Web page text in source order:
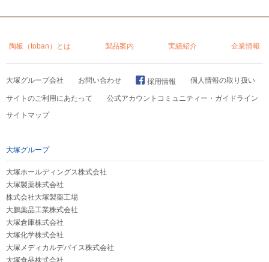
陶板（toban）とは 製品案内 実績紹介 企業情報
大塚グループ会社 お問い合わせ 採用情報 個人情報の取り扱い
サイトのご利用にあたって
公式アカウントコミュニティー・ガイドライン
サイトマップ
大塚グループ
大塚ホールディングス株式会社
大塚製薬株式会社
株式会社大塚製薬工場
大鵬薬品工業株式会社
大塚倉庫株式会社
大塚化学株式会社
大塚メディカルデバイス株式会社
大塚食品株式会社